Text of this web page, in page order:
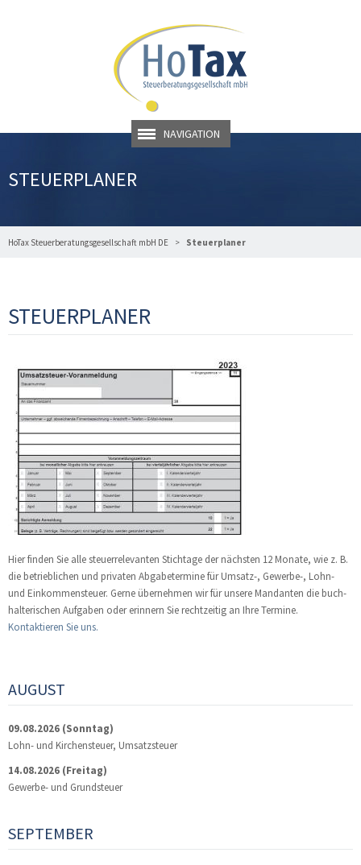
NAVIGATION
STEUERPLANER
HoTax Steuerberatungsgesellschaft mbH DE Steuerplaner
STEUERPLANER
Hier finden Sie alle steuerrelevanten Stichtage der nächsten 12 Monate, wie z. B.
die betrieb­lichen und privaten Abgabe­termine für Umsatz-, Gewerbe-, Lohn-
und Einkommen­steuer. Gerne über­nehmen wir für unsere Mandanten die buch­
halte­rischen Aufgaben oder erinnern Sie recht­zeitig an Ihre Termine.
Kontaktieren Sie uns.
AUGUST
09.08.2026 (Sonntag)
Lohn- und Kirchensteuer, Umsatzsteuer
14.08.2026 (Freitag)
Gewerbe- und Grundsteuer
SEPTEMBER